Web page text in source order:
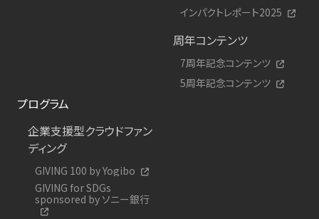
インパクトレポート2025
周年コンテンツ
7周年記念コンテンツ
5周年記念コンテンツ
プログラム
企業支援型クラウドファン
ディング
GIVING 100 by Yogibo
GIVING for SDGs
sponsored by ソニー銀行